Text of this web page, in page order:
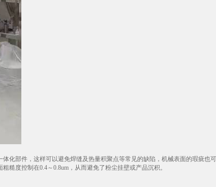
化部件，这样可以避免焊缝及热量积聚点等常见的缺陷，机械表面的瑕疵
糙度控制在0.4～0.8um，从而避免了粉尘挂壁或产品沉积。